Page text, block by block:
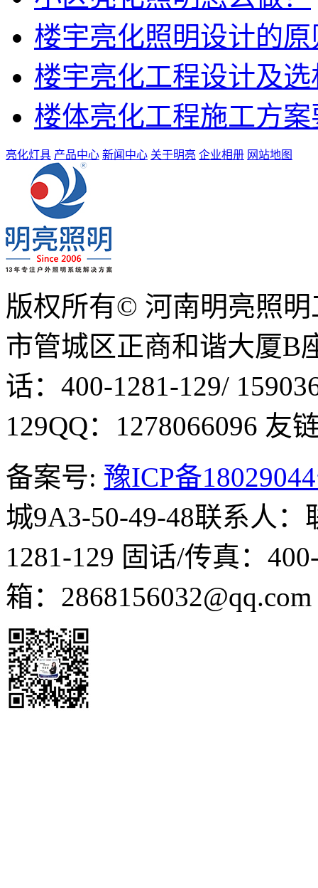
楼宇亮化照明设计的
楼宇亮化工程设计及选
楼体亮化工程施工方
亮化灯具 产品中心 新闻中心 关于明亮 企业相册 网站地图
版权所有© 河南明亮照
市管城区正商和谐大厦B
话：400-1281-129/
129QQ：1278066096 友
备案号: 豫ICP备
城9A3-50-49-48联系人：
1281-129 固话/传真：
箱：2868156032@qq.com